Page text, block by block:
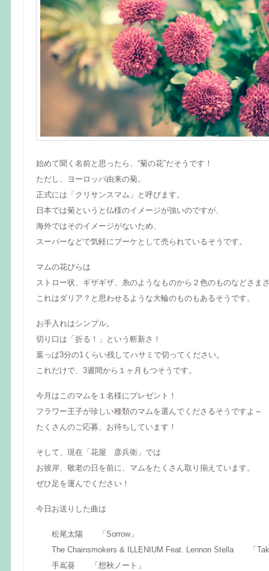
始めて聞く名前と思ったら、“菊の花”だそうです！
ただし、ヨーロッパ由来の菊。
正式には「クリサンスマム」と呼びます。
日本では菊というと仏様のイメージが強いのですが、
海外ではそのイメージがないため、
スーパーなどで気軽にブーケとして売られているそうです。
マムの花びらは
ストロー状、ギザギザ、糸のようなものから２色のものなどさま
これはダリア？と思わせるような大輪のものもあるそうです。
お手入れはシンプル。
切り口は「折る！」という斬新さ！
葉っぱ3分の1くらい残してハサミで切ってください。
これだけで、3週間から１ヶ月もつそうです。
今月はこのマムを１名様にプレゼント！
フラワー王子が珍しい種類のマムを選んでくださるそうですよ～
たくさんのご応募、お待ちしています！
そして、現在「花屋 彦兵衛」では
お彼岸、敬老の日を前に、マムをたくさん取り揃えています。
ぜひ足を運んでください！
今日お送りした曲は
松尾太陽 「Sorrow」
The Chainsmokers & ILLENIUM Feat. Lennon Stella 「
手嶌葵 「想秋ノート」